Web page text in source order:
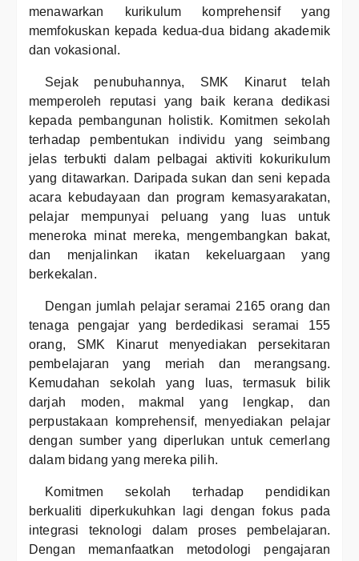
menawarkan kurikulum komprehensif yang
memfokuskan kepada kedua-dua bidang akademik
dan vokasional.
Sejak penubuhannya, SMK Kinarut telah
memperoleh reputasi yang baik kerana dedikasi
kepada pembangunan holistik. Komitmen sekolah
terhadap pembentukan individu yang seimbang
jelas terbukti dalam pelbagai aktiviti kokurikulum
yang ditawarkan. Daripada sukan dan seni kepada
acara kebudayaan dan program kemasyarakatan,
pelajar mempunyai peluang yang luas untuk
meneroka minat mereka, mengembangkan bakat,
dan menjalinkan ikatan kekeluargaan yang
berkekalan.
Dengan jumlah pelajar seramai 2165 orang dan
tenaga pengajar yang berdedikasi seramai 155
orang, SMK Kinarut menyediakan persekitaran
pembelajaran yang meriah dan merangsang.
Kemudahan sekolah yang luas, termasuk bilik
darjah moden, makmal yang lengkap, dan
perpustakaan komprehensif, menyediakan pelajar
dengan sumber yang diperlukan untuk cemerlang
dalam bidang yang mereka pilih.
Komitmen sekolah terhadap pendidikan
berkualiti diperkukuhkan lagi dengan fokus pada
integrasi teknologi dalam proses pembelajaran.
Dengan memanfaatkan metodologi pengajaran